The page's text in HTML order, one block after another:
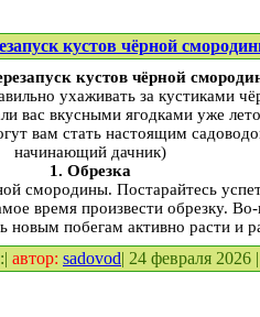
кустов чёрной
кустов чёрной
ухаживать за кустиками
вас вкусными ягодками уже
вам стать настоящим
начинающий дачник)
1. Обрезка
смородины. Постарайтесь
время произвести обрезку.
побегам активно расти и
автор: sadovod| 24 февраля 2026 |